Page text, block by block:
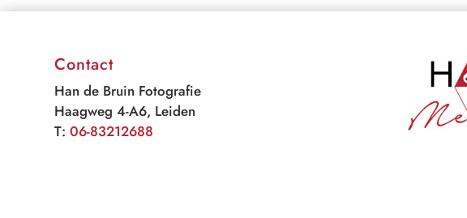
Contact
Han de Bruin Fotografie
Haagweg 4-A6, Leiden
T:06-83212688